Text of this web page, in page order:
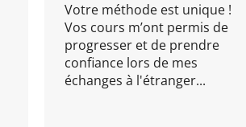
Votre méthode est unique !
Vos cours m’ont permis de
progresser et de prendre
confiance lors de mes
échanges à l'étranger...